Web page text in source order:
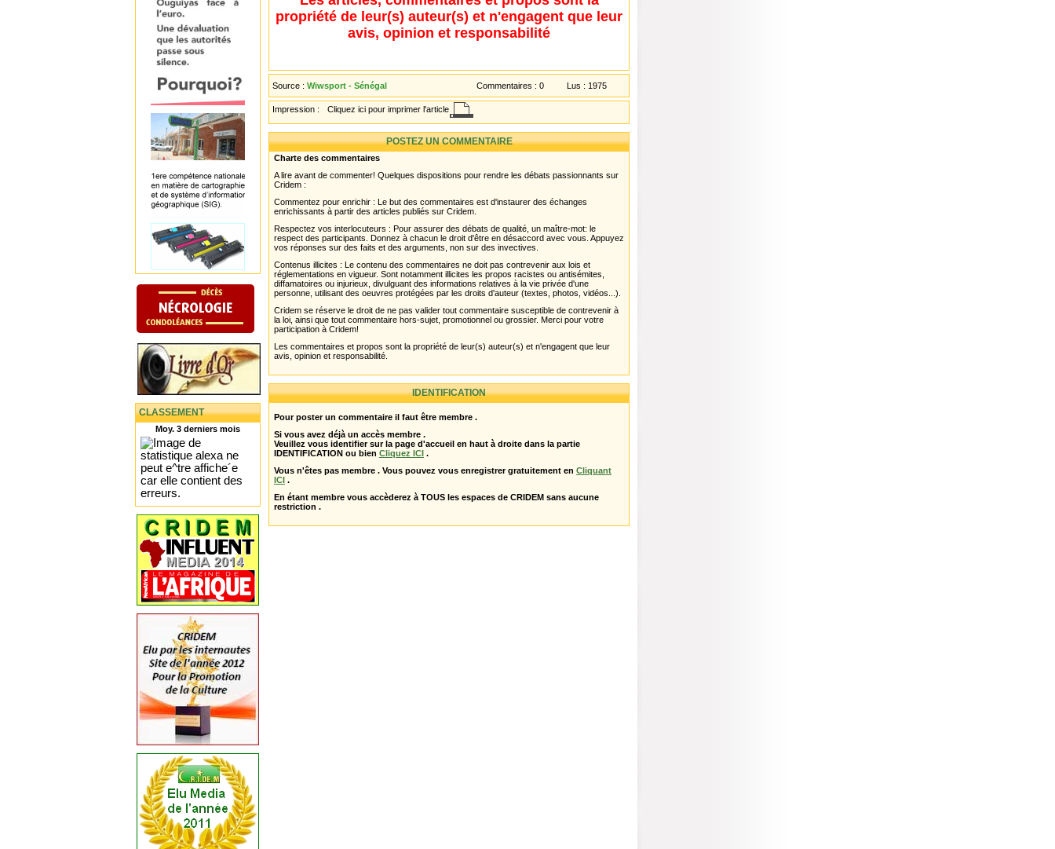
CLASSEMENT
Moy. 3 derniers mois
propriété de leur(s) auteur(s) et n'engagent que leur
avis, opinion et responsabilité
Source : Wiwsport - Sénégal Commentaires : 0 Lus : 1975
Impression : Cliquez ici pour imprimer l'article
POSTEZ UN COMMENTAIRE
Charte des commentaires
A lire avant de commenter! Quelques dispositions pour rendre les débats passionnants sur
Cridem :
Commentez pour enrichir : Le but des commentaires est d'instaurer des échanges
enrichissants à partir des articles publiés sur Cridem.
Respectez vos interlocuteurs : Pour assurer des débats de qualité, un maître-mot: le
respect des participants. Donnez à chacun le droit d'être en désaccord avec vous. Appuyez
vos réponses sur des faits et des arguments, non sur des invectives.
Contenus illicites : Le contenu des commentaires ne doit pas contrevenir aux lois et
réglementations en vigueur. Sont notamment illicites les propos racistes ou antisémites,
diffamatoires ou injurieux, divulguant des informations relatives à la vie privée d'une
personne, utilisant des oeuvres protégées par les droits d'auteur (textes, photos, vidéos...).
Cridem se réserve le droit de ne pas valider tout commentaire susceptible de contrevenir à
la loi, ainsi que tout commentaire hors-sujet, promotionnel ou grossier. Merci pour votre
participation à Cridem!
Les commentaires et propos sont la propriété de leur(s) auteur(s) et n'engagent que leur
avis, opinion et responsabilité.
IDENTIFICATION
Pour poster un commentaire il faut être membre .
Si vous avez déjà un accès membre .
Veuillez vous identifier sur la page d'accueil en haut à droite dans la partie
IDENTIFICATION ou bien Cliquez ICI .
Vous n'êtes pas membre . Vous pouvez vous enregistrer gratuitement en Cliquant
ICI .
En étant membre vous accèderez à TOUS les espaces de CRIDEM sans aucune
restriction .